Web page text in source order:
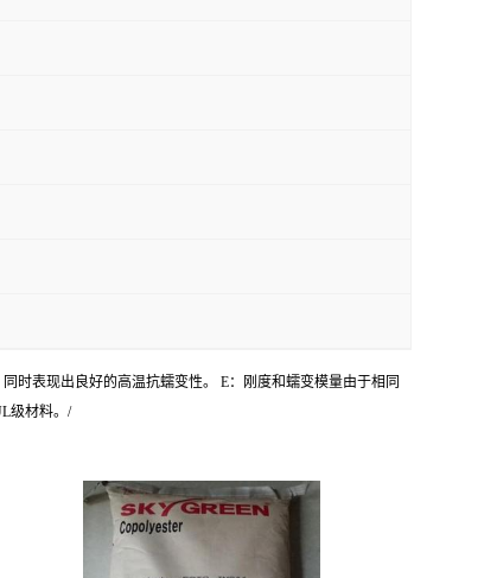
时表现出良好的高温抗蠕变性。 E：刚度和蠕变模量由于相同
级材料。/